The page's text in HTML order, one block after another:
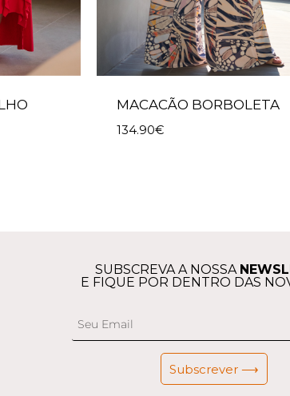
MACACÃO BORBOLETA
134.90€
SUBSCREVA A NOSSA
E FIQUE POR DENTRO DAS
Subscrever ⟶